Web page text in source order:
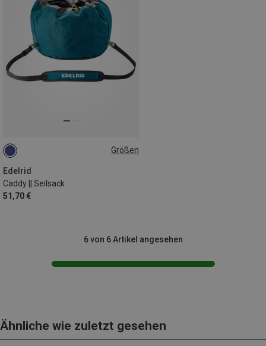
Größen
Edelrid
Caddy || Seilsack
51,70 €
ONE SIZE
6 von 6 Artikel angesehen
Ähnliche wie zuletzt gesehen